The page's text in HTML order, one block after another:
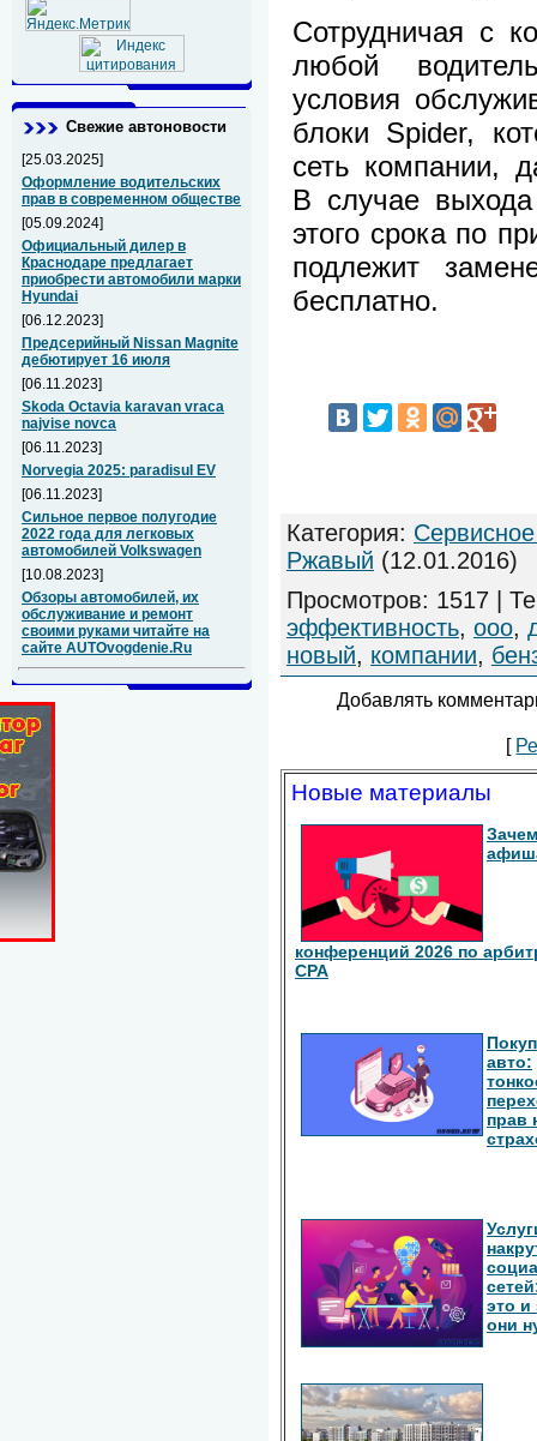
Свежие автоновости
[25.03.2025]
Оформление водительских
прав в современном обществе
[05.09.2024]
Официальный дилер в
Краснодаре предлагает
приобрести автомобили марки
Hyundai
[06.12.2023]
Предсерийный Nissan Magnite
дебютирует 16 июля
[06.11.2023]
Skoda Octavia karavan vraca
najvise novca
[06.11.2023]
Norvegia 2025: paradisul EV
[06.11.2023]
Сильное первое полугодие
2022 года для легковых
автомобилей Volkswagen
[10.08.2023]
Обзоры автомобилей, их
обслуживание и ремонт
своими руками читайте на
сайте AUTOvogdenie.Ru
Сотрудничая с
любой
условия
блоки Spider,
сеть компании,
В случае
этого срока по
подлежит
бесплатно.
Категория:
Ржавый (12.01.2016)
Просмотров: 1517 |
эффективность, ооо,
новый, компании,
Добавлять
[
Новые материалы
конференций 2026 по
СРА
авто:
прав
это и
они